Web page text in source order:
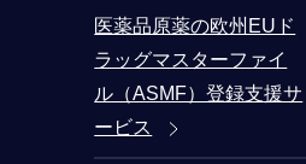
医薬品原薬の欧州EUド
ラッグマスターファイ
ル（ASMF）登録支援サ
ービス